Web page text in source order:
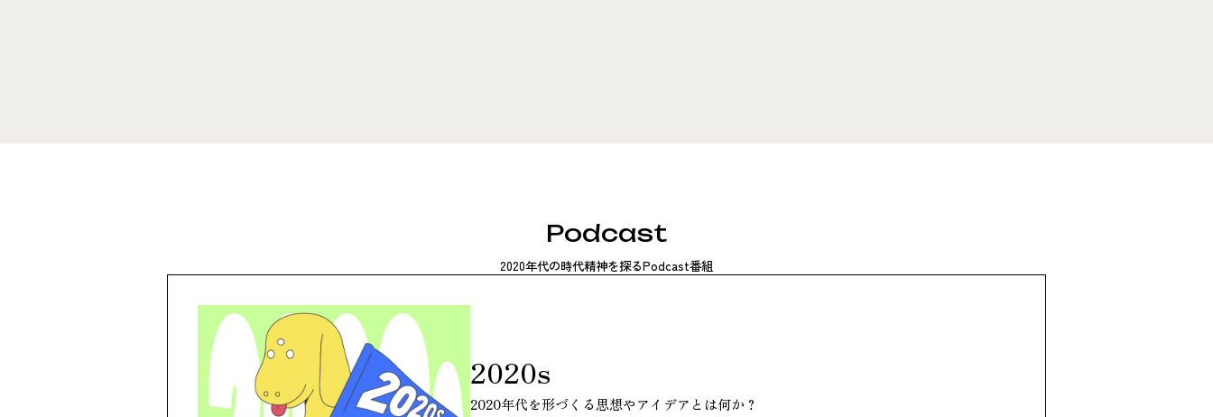
Podcast
2020年代の時代精神を探るPodcast番組
2020s
2020年代を形づくる思想やアイデアとは何か？